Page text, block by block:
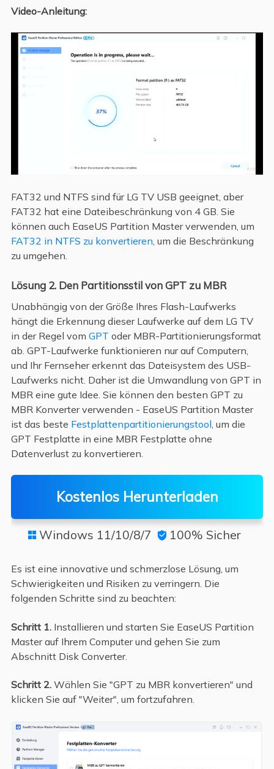
Video-Anleitung:
FAT32 und NTFS sind für LG TV USB geeignet, aber
FAT32 hat eine Dateibeschränkung von 4 GB. Sie
können auch EaseUS Partition Master verwenden, um
FAT32 in NTFS zu konvertieren , um die Beschränkung
zu umgehen.
Lösung 2. Den Partitionsstil von GPT zu MBR
Unabhängig von der Größe Ihres Flash-Laufwerks
hängt die Erkennung dieser Laufwerke auf dem LG TV
in der Regel vom GPT oder MBR-Partitionierungsformat
ab. GPT-Laufwerke funktionieren nur auf Computern,
und Ihr Fernseher erkennt das Dateisystem des USB-
Laufwerks nicht. Daher ist die Umwandlung von GPT in
MBR eine gute Idee. Sie können den besten GPT zu
MBR Konverter verwenden - EaseUS Partition Master
ist das beste Festplattenpartitionierungstool, um die
GPT Festplatte in eine MBR Festplatte ohne
Datenverlust zu konvertieren.
Kostenlos Herunterladen
 Windows 11/10/8/7  100% Sicher
Es ist eine innovative und schmerzlose Lösung, um
Schwierigkeiten und Risiken zu verringern. Die
folgenden Schritte sind zu beachten:
Schritt 1. Installieren und starten Sie EaseUS Partition
Master auf Ihrem Computer und gehen Sie zum
Abschnitt Disk Converter.
Schritt 2. Wählen Sie "GPT zu MBR konvertieren" und
klicken Sie auf "Weiter", um fortzufahren.